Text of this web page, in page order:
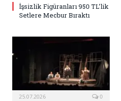
İşsizlik Figüranları 950 TL’lik
Setlere Mecbur Bıraktı
25.07.2026 0